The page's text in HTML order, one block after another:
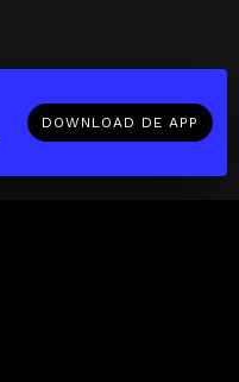
DOWNLOAD DE APP